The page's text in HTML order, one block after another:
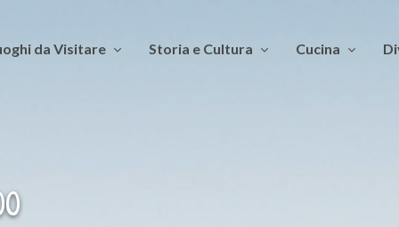
da Visitare Storia e Cultura Cucina